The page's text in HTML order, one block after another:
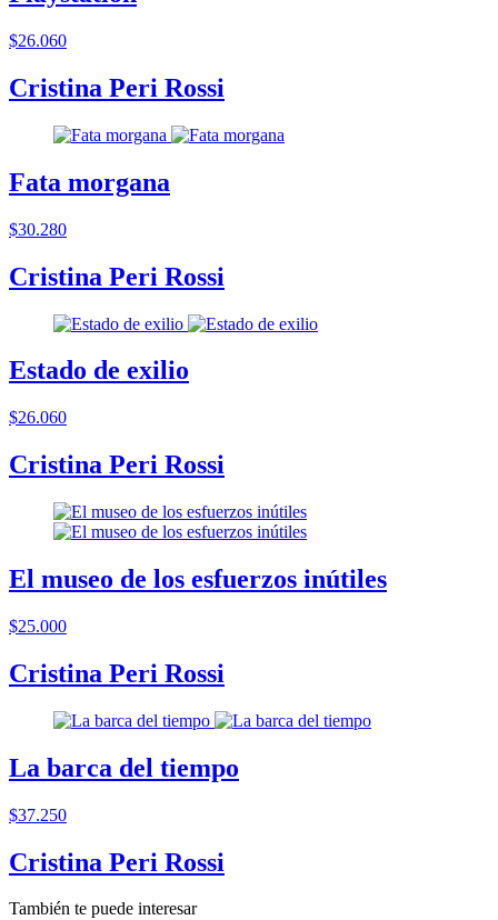
$26.060
Cristina Peri Rossi
Fata morgana
$30.280
Cristina Peri Rossi
Estado de exilio
$26.060
Cristina Peri Rossi
El museo de los esfuerzos inútiles
$25.000
Cristina Peri Rossi
La barca del tiempo
$37.250
Cristina Peri Rossi
También te puede interesar